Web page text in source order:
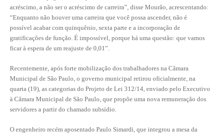
APRESENTAÇÃO
EMPREGO E ESTÁGIO
CARREIRA
AUTÔNOMOS E SERVIÇOS
NEWSLETTER
GUIA DAS ENGENHARIAS
acréscimo, a não ser o acréscimo de carreira”, disse Mourão, acrescentando:
“Enquanto não houver uma carreira que você possa ascender, não é
possível acabar com quinquênio, sexta parte e a incorporação de
gratificações de função. É impossível, porque há uma questão: que vamos
ficar à espera de um reajuste de 0,01”.
Recentemente, após forte mobilização dos trabalhadores na Câmara
Municipal de São Paulo, o governo municipal retirou oficialmente, na
quarta (19), as categorias do Projeto de Lei 312/14, enviado pelo Executivo
à Câmara Municipal de São Paulo, que propõe uma nova remuneração dos
servidores a partir do chamado subsídio.
O engenheiro recém aposentado Paulo Simardi, que integrou a mesa da